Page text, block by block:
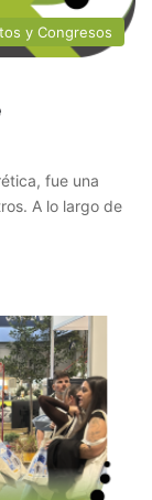
y Congresos
fue una
A lo largo de